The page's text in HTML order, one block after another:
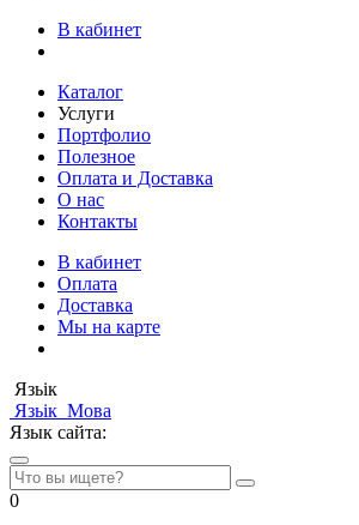
В кабинет
Каталог
Услуги
Портфолио
Полезное
Оплата и Доставка
О нас
Контакты
В кабинет
Оплата
Доставка
Мы на карте
Язьік
Язьік Мова
Язык сайта:
0